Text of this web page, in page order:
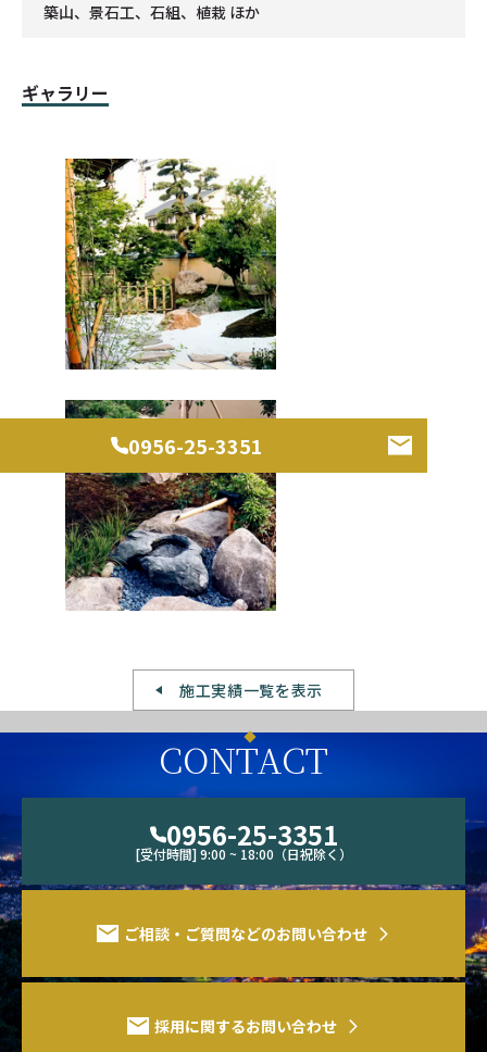
0956-25-3351
築山、景石工、石組、植栽 ほか
ギャラリー
施工実績一覧を表示
CONTACT
0956-25-3351
[受付時間] 9:00 ~ 18:00（日祝除く）
ご相談・ご質問などのお問い合わせ
採用に関するお問い合わせ